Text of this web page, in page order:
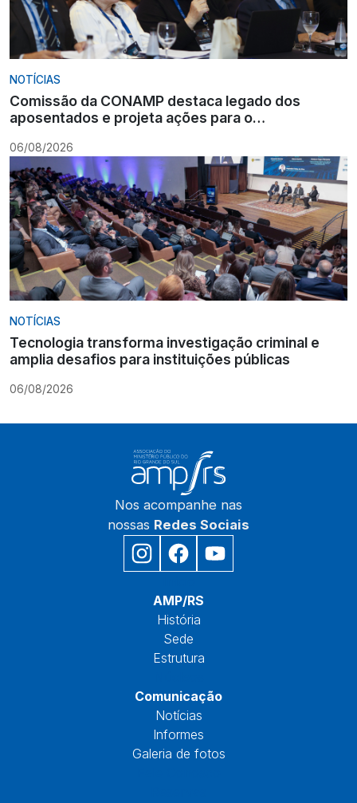
NOTÍCIAS
Comissão da CONAMP destaca legado dos
aposentados e projeta ações para o
06/08/2026
NOTÍCIAS
Tecnologia transforma investigação criminal e
amplia desafios para instituições públicas
06/08/2026
Nos acompanhe nas
nossas Redes Sociais
AMP/RS
História
Sede
Estrutura
Comunicação
Notícias
Informes
Galeria de fotos